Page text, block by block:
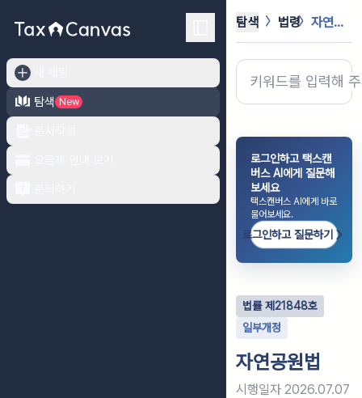
탐색
New
탐색 법령 자연공원법
로그인하고 택스캔
버스 AI에게 질문해
보세요
택스캔버스 AI에게 바로
물어보세요.
로그인하고 질문하기
법률제 21848호
일부개정
자연공원법
시행일자 2026.07.07